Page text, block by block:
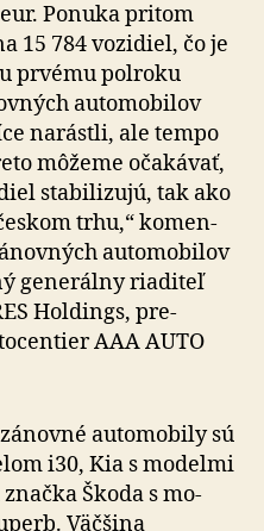
Ponuka pritom
15 784 vozidiel, čo je
prvému pol­roku
auto­mo­bilov
narástli, ale tempo
môžeme očakávať,
sta­bi­li­zujú, tak ako
trhu,“ ko­men­
auto­mo­bilov
ge­ne­rálny ria­di­teľ
Holdings, pre­
AAA AUTO
automobily sú
i30, Kia s mo­delmi
značka Škoda s mo­
Väčšina